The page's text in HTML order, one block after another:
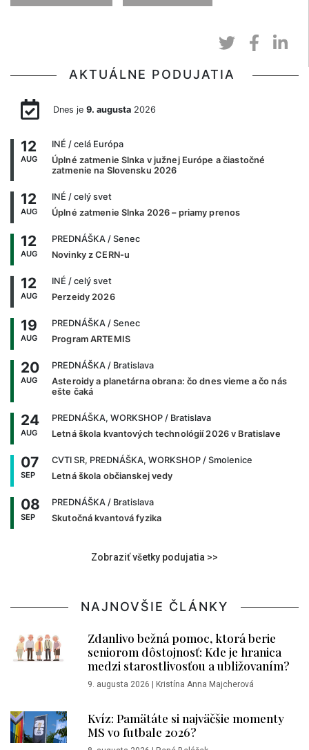
AKTUÁLNE PODUJATIA
Dnes je 9. augusta2026
12
AUG
INÉ / celá Európa
Úplné zatmenie Slnka v južnej Európe a čiastočné
zatmenie na Slovensku 2026
12
AUG
INÉ / celý svet
Úplné zatmenie Slnka 2026 – priamy prenos
12
AUG
PREDNÁŠKA / Senec
Novinky z CERN-u
12
AUG
INÉ / celý svet
Perzeidy 2026
19
AUG
PREDNÁŠKA / Senec
Program ARTEMIS
20
AUG
PREDNÁŠKA / Bratislava
Asteroidy a planetárna obrana: čo dnes vieme a čo nás
ešte čaká
24
AUG
PREDNÁŠKA, WORKSHOP / Bratislava
Letná škola kvantových technológií 2026 v Bratislave
07
SEP
CVTI SR, PREDNÁŠKA, WORKSHOP / Smolenice
Letná škola občianskej vedy
08
SEP
PREDNÁŠKA / Bratislava
Skutočná kvantová fyzika
Zobraziť všetky podujatia >>
NAJNOVŠIE ČLÁNKY
Zdanlivo bežná pomoc, ktorá berie
seniorom dôstojnosť: Kde je hranica
medzi starostlivosťou a ubližovaním?
9. augusta 2026 | Kristína Anna Majcherová
Kvíz: Pamätáte si najväčšie momenty
MS vo futbale 2026?